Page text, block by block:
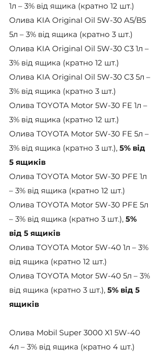
1л – 3% від ящика (кратно 12 шт.)
Олива KIA Original Oil 5W-30 A5/B5
5л – 3% від ящика (кратно 3 шт.)
Олива KIA Original Oil 5W-30 C3 1л –
3% від ящика (кратно 12 шт.)
Олива KIA Original Oil 5W-30 C3 5л –
3% від ящика (кратно 3 шт.)
Олива TOYOTA Motor 5W-30 FE 1л –
3% від ящика (кратно 12 шт.)
Олива TOYOTA Motor 5W-30 FE 5л –
3% від ящика (кратно 3 шт.), 5% від
5 ящиків
Олива TOYOTA Motor 5W-30 PFE 1л
– 3% від ящика (кратно 12 шт.)
Олива TOYOTA Motor 5W-30 PFE 5л
– 3% від ящика (кратно 3 шт.), 5%
від 5 ящиків
Олива TOYOTA Motor 5W-40 1л – 3%
від ящика (кратно 12 шт.)
Олива TOYOTA Motor 5W-40 5л – 3%
від ящика (кратно 3 шт.), 5% від 5
ящиків
Олива Mobil Super 3000 X1 5W-40
4л – 3% від ящика (кратно 4 шт.)